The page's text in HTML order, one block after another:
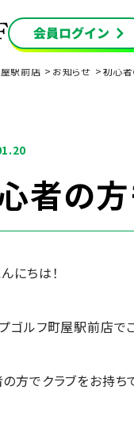
屋駅前店 お知らせ 初心
者の
にちは！
ゴルフ町屋駅前店で
方でクラブをお持ち